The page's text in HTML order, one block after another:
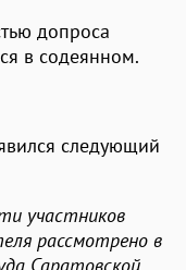
допроса
в содеянном.
следующий
участников
рассмотрено в